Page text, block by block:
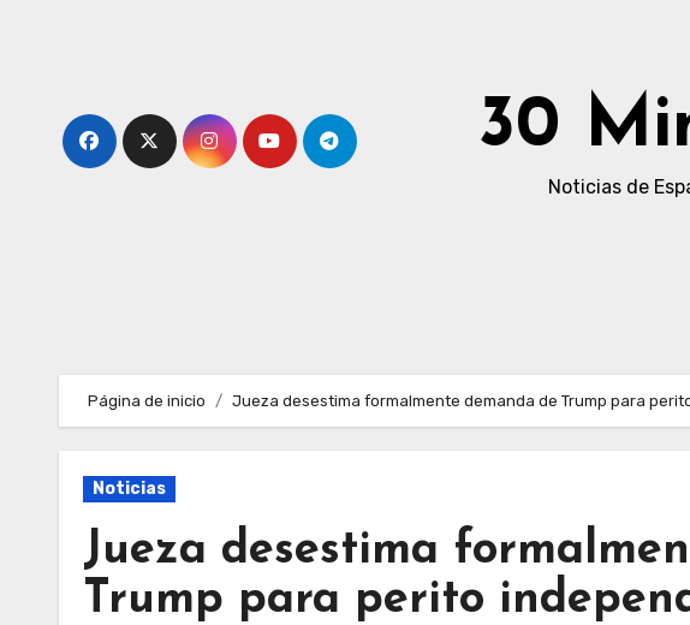
30
Noticias de
Página de inicio Jueza desestima formalmente demanda de Trump para
Noticias
Jueza desestima
Trump para perito